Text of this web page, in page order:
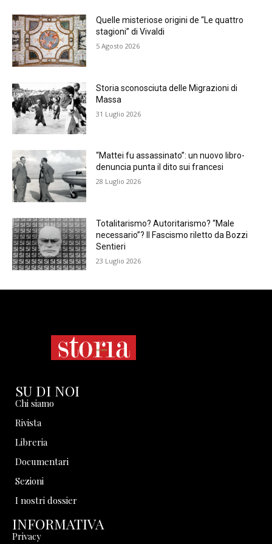
Quelle misteriose origini de “Le quattro
stagioni” di Vivaldi
5 Agosto 2026
Storia sconosciuta delle Migrazioni di
Massa
31 Luglio 2026
“Mattei fu assassinato”: un nuovo libro-
denuncia punta il dito sui francesi
28 Luglio 2026
Totalitarismo? Autoritarismo? “Male
necessario”? Il Fascismo riletto da Bozzi
Sentieri
23 Luglio 2026
SU DI NOI
Chi siamo
Rivista
Libreria
Documentari
Sezioni
I nostri dossier
INFORMATIVA
Privacy